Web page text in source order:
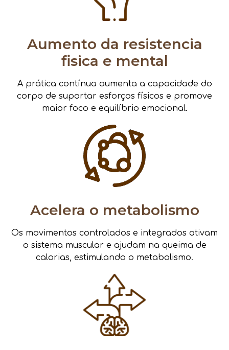
Aumento da resistencia
fisica e mental
A prática contínua aumenta a capacidade do
corpo de suportar esforços físicos e promove
maior foco e equilíbrio emocional.
Acelera o metabolismo
Os movimentos controlados e integrados ativam
o sistema muscular e ajudam na queima de
calorias, estimulando o metabolismo.